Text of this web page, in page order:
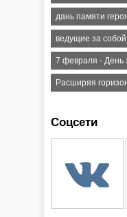
дань памяти
ведущие за собой
7 февраля - День
Расширяя
Соцсети